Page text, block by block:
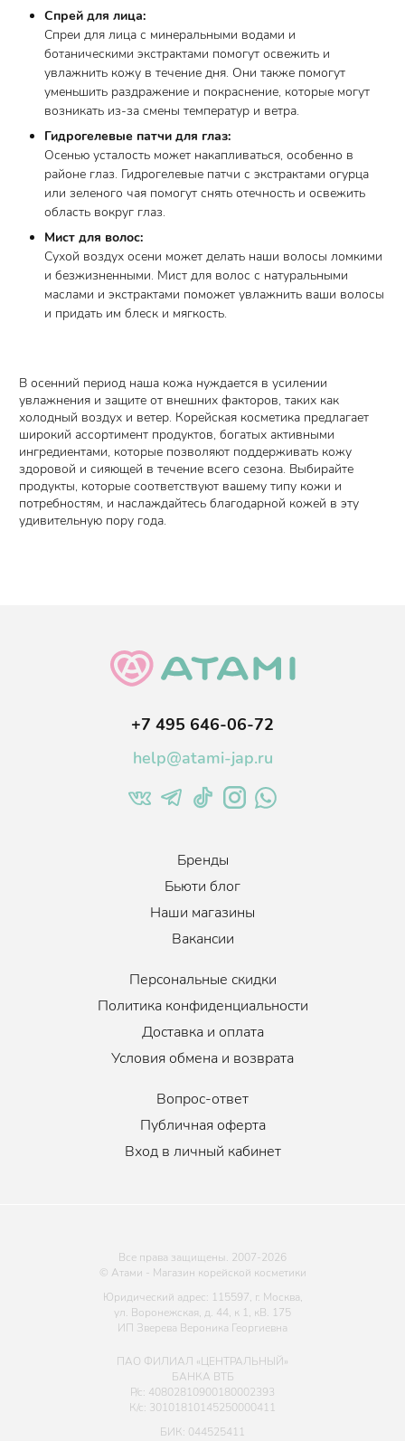
Спрей для лица:
Спреи для лица с минеральными водами и
ботаническими экстрактами помогут освежить и
увлажнить кожу в течение дня. Они также помогут
уменьшить раздражение и покраснение, которые могут
возникать из-за смены температур и ветра.
Гидрогелевые патчи для глаз:
Осенью усталость может накапливаться, особенно в
районе глаз. Гидрогелевые патчи с экстрактами огурца
или зеленого чая помогут снять отечность и освежить
область вокруг глаз.
Мист для волос:
Сухой воздух осени может делать наши волосы ломкими
и безжизненными. Мист для волос с натуральными
маслами и экстрактами поможет увлажнить ваши волосы
и придать им блеск и мягкость.
В осенний период наша кожа нуждается в усилении
увлажнения и защите от внешних факторов, таких как
холодный воздух и ветер. Корейская косметика предлагает
широкий ассортимент продуктов, богатых активными
ингредиентами, которые позволяют поддерживать кожу
здоровой и сияющей в течение всего сезона. Выбирайте
продукты, которые соответствуют вашему типу кожи и
потребностям, и наслаждайтесь благодарной кожей в эту
удивительную пору года.
+7 495 646-06-72
help@atami-jap.ru
Бренды
Бьюти блог
Наши магазины
Вакансии
Персональные скидки
Политика конфиденциальности
Доставка и оплата
Условия обмена и возврата
Вопрос-ответ
Публичная оферта
Вход в личный кабинет
Все права защищены. 2007-2026
© Атами - Магазин корейской косметики
Юридический адрес: 115597, г. Москва,
ул. Воронежская, д. 44, к 1, кВ. 175
ИП Зверева Вероника Георгиевна
ПАО ФИЛИАЛ «ЦЕНТРАЛЬНЫЙ»
БАНКА ВТБ
Р/с: 40802810900180002393
К/с: 30101810145250000411
БИК: 044525411